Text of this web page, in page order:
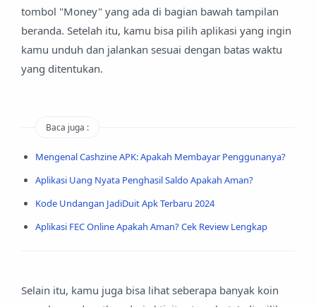
tombol "Money" yang ada di bagian bawah tampilan
beranda. Setelah itu, kamu bisa pilih aplikasi yang ingin
kamu unduh dan jalankan sesuai dengan batas waktu
yang ditentukan.
Baca juga :
Mengenal Cashzine APK: Apakah Membayar Penggunanya?
Aplikasi Uang Nyata Penghasil Saldo Apakah Aman?
Kode Undangan JadiDuit Apk Terbaru 2024
Aplikasi FEC Online Apakah Aman? Cek Review Lengkap
Selain itu, kamu juga bisa lihat seberapa banyak koin